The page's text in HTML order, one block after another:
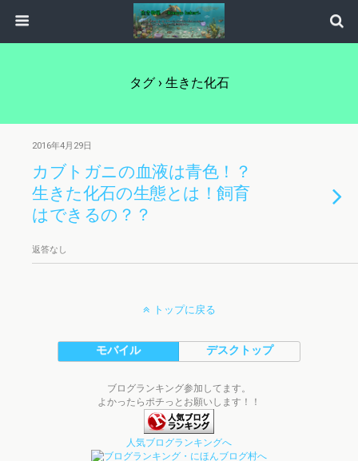
タグ › 生きた化石
2016年4月29日
カブトガニの血液は青色！？
生きた化石の生態とは！飼育
はできるの？？
返答なし
トップに戻る
モバイル デスクトップ
ブログランキング参加してます。
よかったらポチっとお願いします！！
人気ブログランキングへ